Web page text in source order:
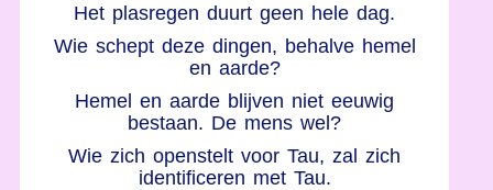
Het plasregen duurt geen hele dag.
Wie schept deze dingen, behalve hemel
en aarde?
Hemel en aarde blijven niet eeuwig
bestaan. De mens wel?
Wie zich openstelt voor Tau, zal zich
identificeren met Tau.